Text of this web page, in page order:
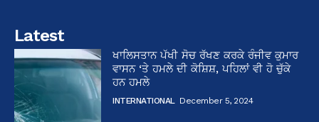
Latest
ਖਾਲਿਸਤਾਨ ਪੱਖੀ ਸੋਚ ਰੱਖਣ ਕਰਕੇ ਰੰਜੀਵ ਕੁਮਾਰ
ਵਾਸਨ ‘ਤੇ ਹਮਲੇ ਦੀ ਕੋਸ਼ਿਸ਼, ਪਹਿਲਾਂ ਵੀ ਹੋ ਚੁੱਕੇ
ਹਨ ਹਮਲੇ
INTERNATIONAL December 5, 2024